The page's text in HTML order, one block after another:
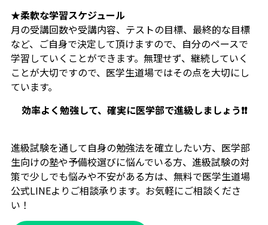
★柔軟な学習スケジュール
月の受講回数や受講内容、テストの目標、最終的な目標
など、ご自身で決定して頂けますので、自分のペースで
学習していくことができます。無理せず、継続していく
ことが大切ですので、医学生道場ではその点を大切にし
ています。
効率よく勉強して、確実に医学部で進級しましょう❗❗
進級試験を通して自身の勉強法を確立したい方、医学部
生向けの塾や予備校選びに悩んでいる方、進級試験の対
策で少しでも悩みや不安がある方は、無料で医学生道場
公式LINEよりご相談承ります。お気軽にご相談くださ
い！